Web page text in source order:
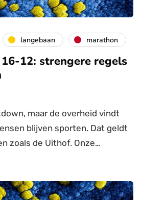
langebaan marathon
12: strengere regels
maar de overheid vindt
blijven sporten. Dat geldt
zoals de Uithof. Onze…